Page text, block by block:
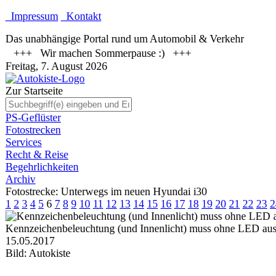
Impressum
Kontakt
Das unabhängige Portal rund um Automobil & Verkehr
+++ Wir machen Sommerpause :) +++
Freitag, 7. August 2026
Zur Startseite
PS-Geflüster
Fotostrecken
Services
Recht & Reise
Begehrlichkeiten
Archiv
Fotostrecke: Unterwegs im neuen Hyundai i30
1 2 3 4 5 6 7 8 9 10 11 12 13 14 15 16 17 18 19 20 21 22 23
Kennzeichenbeleuchtung (und Innenlicht) muss ohne LED
15.05.2017
Bild: Autokiste